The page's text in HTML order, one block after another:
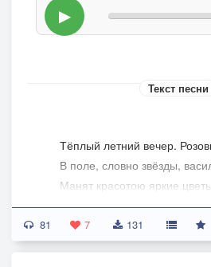
▶
Текст песни
Тёплый летний вечер.
В поле, словно звёзды,
Манят красотою яркие
Их когда - то в поле
Припев.
81 7 131